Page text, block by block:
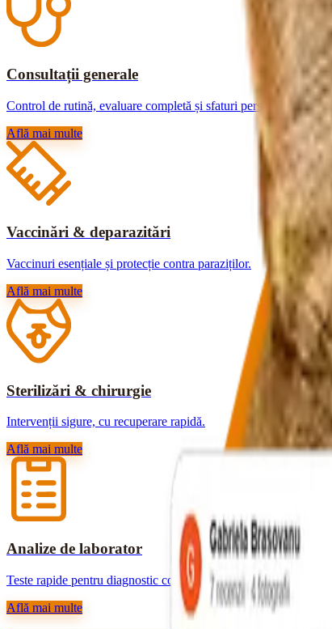
Consultații generale
Control de rutină, evaluare completă și sfaturi personalizate.
Află mai multe
Vaccinări & deparazitări
Vaccinuri esențiale și protecție contra paraziților.
Află mai multe
Sterilizări & chirurgie
Intervenții sigure, cu recuperare rapidă.
Află mai multe
Analize de laborator
Teste rapide pentru diagnostic corect.
Află mai multe